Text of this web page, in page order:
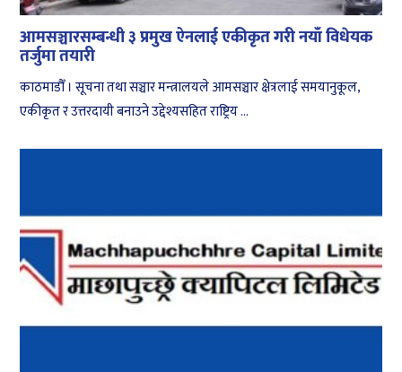
आमसञ्चारसम्बन्धी ३ प्रमुख ऐनलाई एकीकृत गरी नयाँ विधेयक
तर्जुमा तयारी
काठमाडौँ । सूचना तथा सञ्चार मन्त्रालयले आमसञ्चार क्षेत्रलाई समयानुकूल,
एकीकृत र उत्तरदायी बनाउने उद्देश्यसहित राष्ट्रिय ...